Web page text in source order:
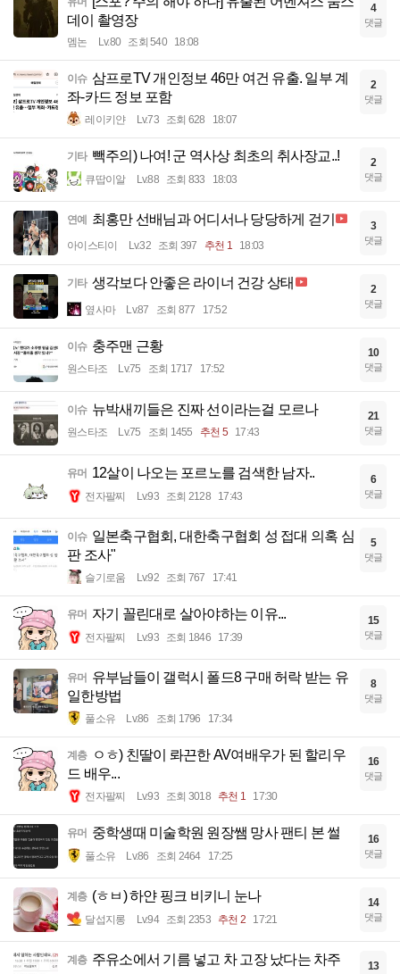
데이 촬영장
멤논 Lv.80 조회 540 18:08
4
댓글
이슈 삼프로TV 개인정보 46만 여건 유출. 일부 계
좌-카드 정보 포함
레이키얀 Lv.73 조회 628 18:07
2
댓글
기타 빽주의) 나여! 군 역사상 최초의 취사장교..!
큐땁이알 Lv.88 조회 833 18:03
2
댓글
연예 최홍만 선배님과 어디서나 당당하게 걷기
아이스티이 Lv.32 조회 397 추천 1 18:03
3
댓글
기타 생각보다 안좋은 라이너 건강 상태
옆사마 Lv.87 조회 877 17:52
2
댓글
이슈 충주맨 근황
원스타조 Lv.75 조회 1717 17:52
10
댓글
이슈 뉴박새끼들은 진짜 선이라는걸 모르나
원스타조 Lv.75 조회 1455 추천 5 17:43
21
댓글
유머 12살이 나오는 포르노를 검색한 남자..
전자팔찌 Lv.93 조회 2128 17:43
6
댓글
이슈 일본축구협회, 대한축구협회 성 접대 의혹 심
판 조사"
슬기로움 Lv.92 조회 767 17:41
5
댓글
유머 자기 꼴린대로 살아야하는 이유...
전자팔찌 Lv.93 조회 1846 17:39
15
댓글
유머 유부남들이 갤럭시 폴드8 구매 허락 받는 유
일한방법
풀소유 Lv.86 조회 1796 17:34
8
댓글
계층
ㅇㅎ) 친딸이 롸끈한 AV여배우가 된 할리우
드 배우...
전자팔찌 Lv.93 조회 3018 추천 1 17:30
16
댓글
유머 중학생때 미술학원 원장쌤 망사 팬티 본 썰
풀소유 Lv.86 조회 2464 17:25
16
댓글
계층 (ㅎㅂ) 하얀 핑크 비키니 눈나
달섭지롱 Lv.94 조회 2353 추천 2 17:21
14
댓글
계층 주유소에서 기름 넣고 차 고장 났다는 차주 13